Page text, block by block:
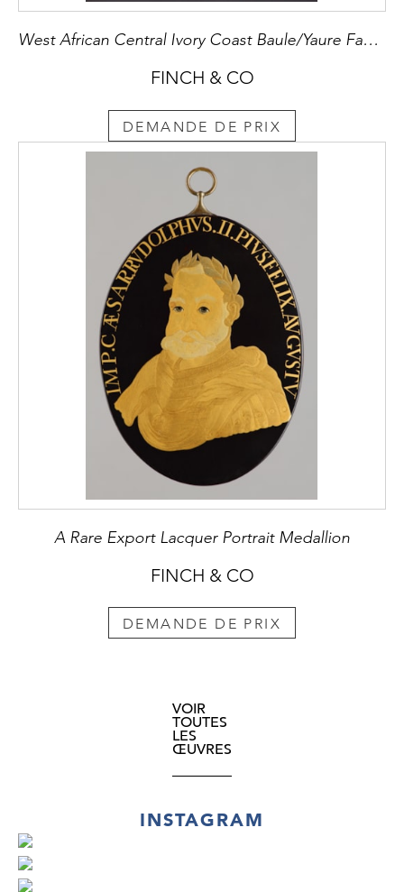
West African Central Ivory Coast Baule/Yaure Face Mask ‘Mblo’
FINCH & CO
DEMANDE DE PRIX
A Rare Export Lacquer Portrait Medallion
FINCH & CO
DEMANDE DE PRIX
VOIR
TOUTES
LES
ŒUVRES
INSTAGRAM